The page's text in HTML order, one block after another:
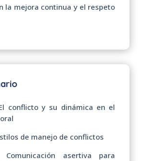
la mejora continua y el respeto
conflicto y su dinámica en el
de manejo de conflictos
asertiva para